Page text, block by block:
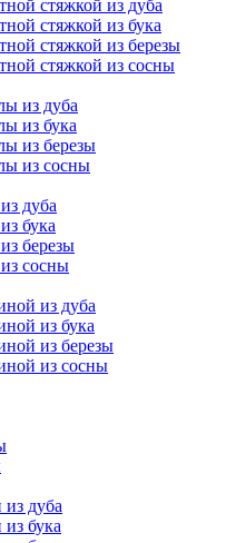
стяжкой из дуба
стяжкой из бука
стяжкой из березы
стяжкой из сосны
из дуба
из бука
из березы
из сосны
дуба
бука
березы
сосны
из дуба
из бука
из березы
из сосны
дуба
бука